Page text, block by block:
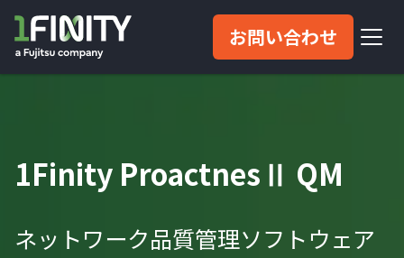
お問い合わせ
1Finity ProactnesⅡ QM
ネットワーク品質管理ソフトウェア